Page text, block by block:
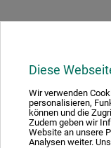
Diese
Wir verwenden
personalisieren,
können und die
Zudem geben wir
Website an unsere
Analysen weiter.
skaigrå (86),
Hver blok
gammelhvid,
skifergrå og